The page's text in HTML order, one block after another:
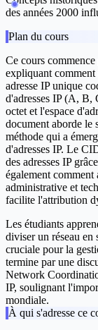
des années 2000
Plan du cours
Ce cours
expliquant comment
adresse IP unique
d'adresses IP (A, B,
octet et l'espace
document aborde le
méthode qui a
d'adresses IP. Le
des adresses IP
également comment
administrative et
facilite l'attribution
Les étudiants
diviser un réseau en
cruciale pour la
termine par une
Network
IP, soulignant
mondiale.
À qui s'adresse ce